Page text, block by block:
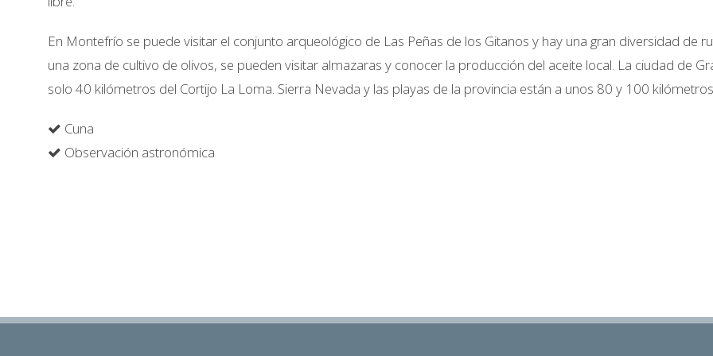
En Montefrío se puede visitar el conjunto arqueológico de Las Peñas de los Gitanos y hay una gran diversidad de
una zona de cultivo de olivos, se pueden visitar almazaras y conocer la producción del aceite local. La ciudad de
solo 40 kilómetros del Cortijo La Loma. Sierra Nevada y las playas de la provincia están a unos 80 y 100
Cuna
Observación astronómica